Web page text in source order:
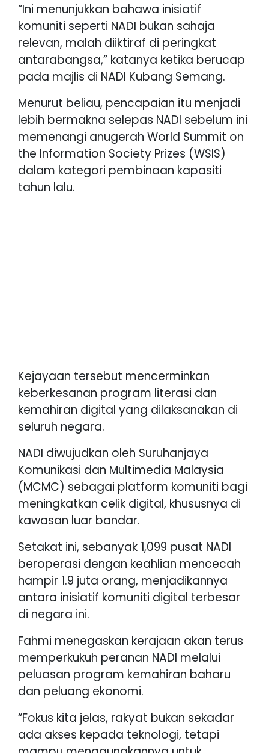
“Ini menunjukkan bahawa inisiatif
komuniti seperti NADI bukan sahaja
relevan, malah diiktiraf di peringkat
antarabangsa,” katanya ketika berucap
pada majlis di NADI Kubang Semang.
Menurut beliau, pencapaian itu menjadi
lebih bermakna selepas NADI sebelum ini
memenangi anugerah World Summit on
the Information Society Prizes (WSIS)
dalam kategori pembinaan kapasiti
tahun lalu.
Kejayaan tersebut mencerminkan
keberkesanan program literasi dan
kemahiran digital yang dilaksanakan di
seluruh negara.
NADI diwujudkan oleh Suruhanjaya
Komunikasi dan Multimedia Malaysia
(MCMC) sebagai platform komuniti bagi
meningkatkan celik digital, khususnya di
kawasan luar bandar.
Setakat ini, sebanyak 1,099 pusat NADI
beroperasi dengan keahlian mencecah
hampir 1.9 juta orang, menjadikannya
antara inisiatif komuniti digital terbesar
di negara ini.
Fahmi menegaskan kerajaan akan terus
memperkukuh peranan NADI melalui
peluasan program kemahiran baharu
dan peluang ekonomi.
“Fokus kita jelas, rakyat bukan sekadar
ada akses kepada teknologi, tetapi